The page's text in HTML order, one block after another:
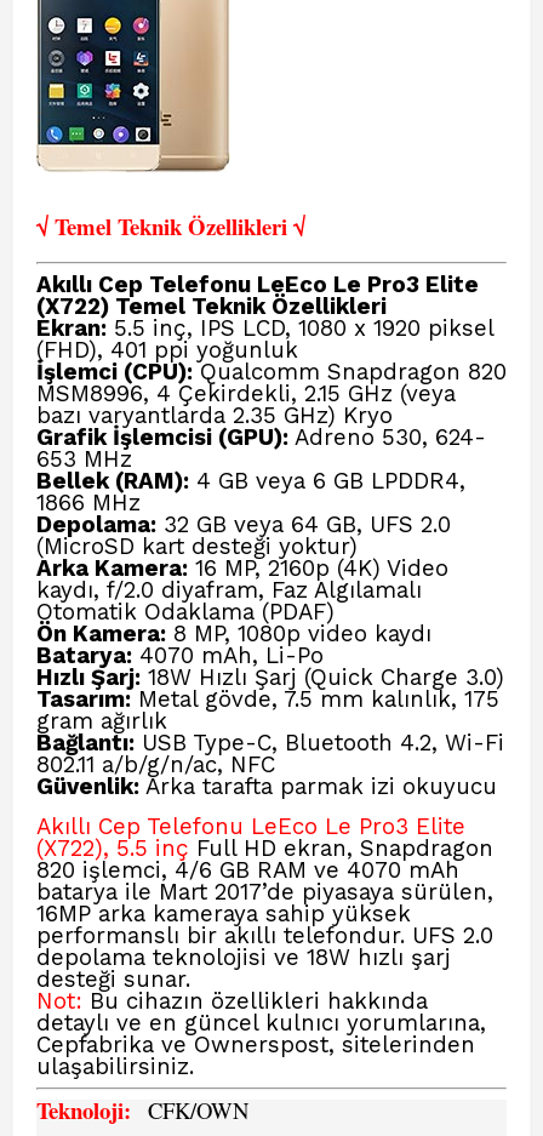
√ Temel Teknik Özellikleri √
Akıllı Cep Telefonu LeEco Le Pro3 Elite
(X722) Temel Teknik Özellikleri
Ekran: 5.5 inç, IPS LCD, 1080 x 1920 piksel
(FHD), 401 ppi yoğunluk
İşlemci (CPU): Qualcomm Snapdragon 820
MSM8996, 4 Çekirdekli, 2.15 GHz (veya
bazı varyantlarda 2.35 GHz) Kryo
Grafik İşlemcisi (GPU): Adreno 530, 624-
653 MHz
Bellek (RAM): 4 GB veya 6 GB LPDDR4,
1866 MHz
Depolama: 32 GB veya 64 GB, UFS 2.0
(MicroSD kart desteği yoktur)
Arka Kamera: 16 MP, 2160p (4K) Video
kaydı, f/2.0 diyafram, Faz Algılamalı
Otomatik Odaklama (PDAF)
Ön Kamera: 8 MP, 1080p video kaydı
Batarya: 4070 mAh, Li-Po
Hızlı Şarj: 18W Hızlı Şarj (Quick Charge 3.0)
Tasarım: Metal gövde, 7.5 mm kalınlık, 175
gram ağırlık
Bağlantı: USB Type-C, Bluetooth 4.2, Wi-Fi
802.11 a/b/g/n/ac, NFC
Güvenlik: Arka tarafta parmak izi okuyucu
Akıllı Cep Telefonu LeEco Le Pro3 Elite
(X722), 5.5 inç Full HD ekran, Snapdragon
820 işlemci, 4/6 GB RAM ve 4070 mAh
batarya ile Mart 2017’de piyasaya sürülen,
16MP arka kameraya sahip yüksek
performanslı bir akıllı telefondur. UFS 2.0
depolama teknolojisi ve 18W hızlı şarj
desteği sunar.
Not: Bu cihazın özellikleri hakkında
detaylı ve en güncel kulnıcı yorumlarına,
Cepfabrika ve Ownerspost, sitelerinden
ulaşabilirsiniz.
Teknoloji: CFK/OWN